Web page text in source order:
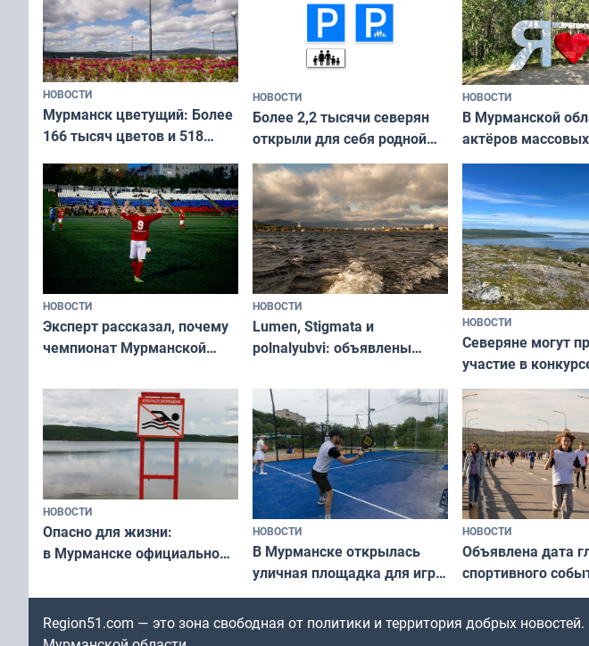
НОВОСТИ
Мурманск цветущий: Более
166 тысяч цветов и 518
НОВОСТИ
Более 2,2 тысячи северян
открыли для себя родной
край в рамках проекта
«Туризм для своих»
НОВОСТИ
В Мурманской
актёров
съёмок в
НОВОСТИ
Эксперт рассказал, почему
чемпионат Мурманской
незамеченным
НОВОСТИ
Lumen, Stigmata и
polnalyubvi: объявлены
«Имандра» в 2026 года
НОВОСТИ
Северяне могут
участие в
северной
по Печенгскому
НОВОСТИ
Опасно для жизни:
в Мурманске официально
в городских водоёмах
НОВОСТИ
В Мурманске открылась
уличная площадка для игры
в падел
НОВОСТИ
Объявлена дата
спортивного
Заполярья: как
фестиваль
Region51.com — это зона свободная от политики и территория добрых